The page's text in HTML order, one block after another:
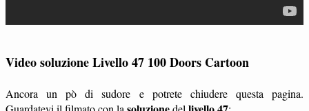
Video soluzione Livello 47 100 Doors Cartoon
Ancora un pò di sudore e potrete chiudere questa pagina.